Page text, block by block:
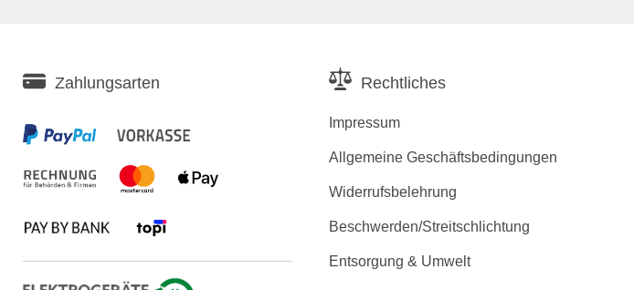
Zahlungsarten Rechtliches
Impressum
Allgemeine Geschäftsbedingungen
Widerrufsbelehrung
Beschwerden/Streitschlichtung
Entsorgung & Umwelt